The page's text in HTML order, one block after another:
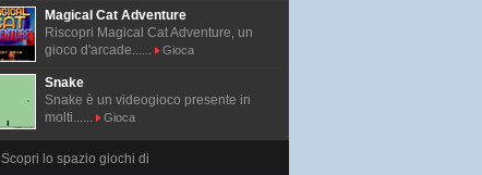
Magical Cat Adventure
Riscopri Magical Cat Adventure, un
gioco d'arcade......
Gioca
Snake
Snake è un videogioco presente in
molti......
Gioca
Scopri lo spazio giochi di